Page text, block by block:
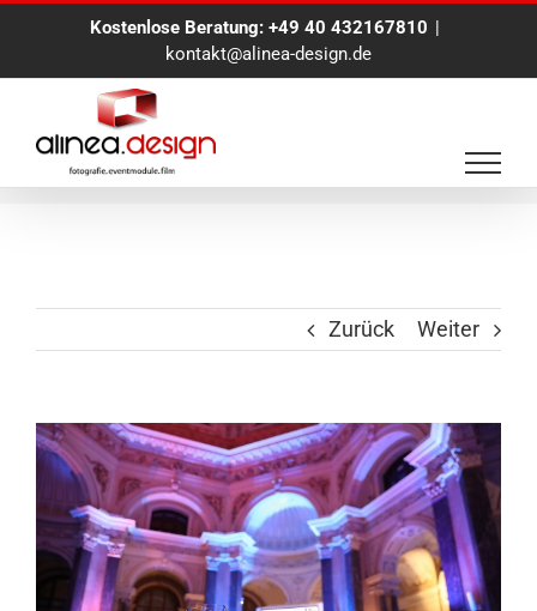
Kostenlose Beratung: +49 40 432167810 |
kontakt@alinea-design.de
Eventfotograf in Wien
Zurück Weiter
View
Larger
Image